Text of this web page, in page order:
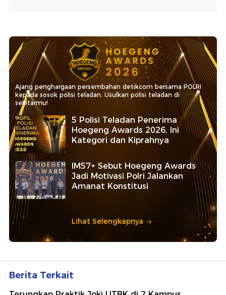
Ajang penghargaan persembahan detikcom bersama POLRI
kepada sosok polisi teladan. Usulkan polisi teladan di
sekitarmu!
5 Polisi Teladan Penerima
Hoegeng Awards 2026, Ini
Kategori dan Kiprahnya
IM57+ Sebut Hoegeng Awards
Jadi Motivasi Polri Jalankan
Amanat Konstitusi
Lihat Selengkapnya
Berita Terkait